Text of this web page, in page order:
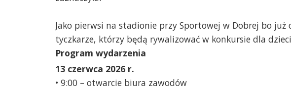
Jako pierwsi na stadionie przy Sportowej w Dobrej bo już
tyczkarze, którzy będą rywalizować w konkursie dla
Program wydarzenia
13 czerwca 2026 r.
• 9:00 – otwarcie biura zawodów